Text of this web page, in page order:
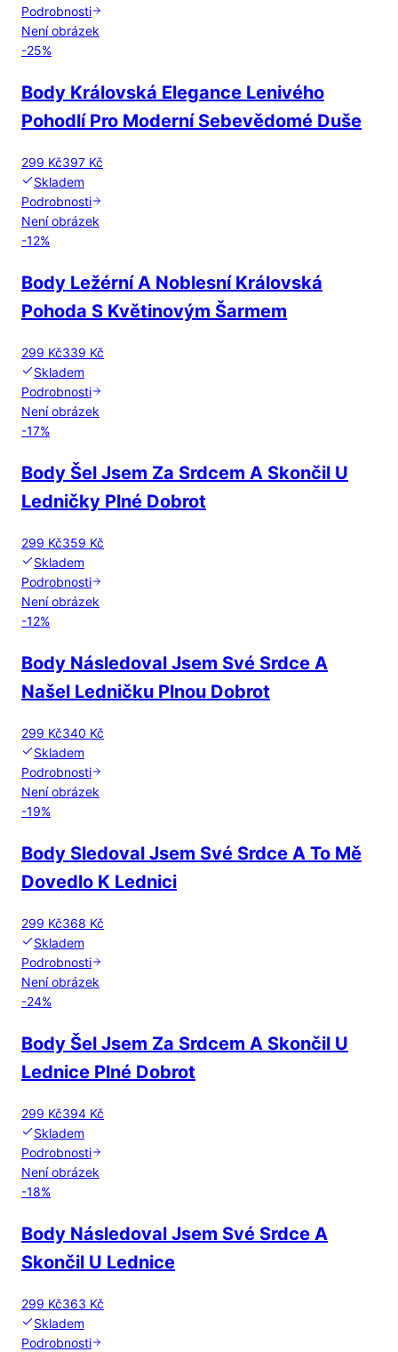
Podrobnosti
Není obrázek
-25%
Body Královská Elegance Lenivého
Pohodlí Pro Moderní Sebevědomé Duše
299 Kč397 Kč
Skladem
Podrobnosti
Není obrázek
-12%
Body Ležérní A Noblesní Královská
Pohoda S Květinovým Šarmem
299 Kč339 Kč
Skladem
Podrobnosti
Není obrázek
-17%
Body Šel Jsem Za Srdcem A Skončil U
Ledničky Plné Dobrot
299 Kč359 Kč
Skladem
Podrobnosti
Není obrázek
-12%
Body Následoval Jsem Své Srdce A
Našel Ledničku Plnou Dobrot
299 Kč340 Kč
Skladem
Podrobnosti
Není obrázek
-19%
Body Sledoval Jsem Své Srdce A To Mě
Dovedlo K Lednici
299 Kč368 Kč
Skladem
Podrobnosti
Není obrázek
-24%
Body Šel Jsem Za Srdcem A Skončil U
Lednice Plné Dobrot
299 Kč394 Kč
Skladem
Podrobnosti
Není obrázek
-18%
Body Následoval Jsem Své Srdce A
Skončil U Lednice
299 Kč363 Kč
Skladem
Podrobnosti